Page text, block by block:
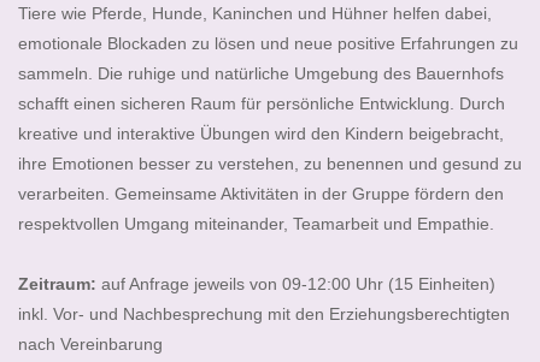
Tiere wie Pferde, Hunde, Kaninchen und Hühner helfen dabei,
emotionale Blockaden zu lösen und neue positive Erfahrungen zu
sammeln. Die ruhige und natürliche Umgebung des Bauernhofs
schafft einen sicheren Raum für persönliche Entwicklung. Durch
kreative und interaktive Übungen wird den Kindern beigebracht,
ihre Emotionen besser zu verstehen, zu benennen und gesund zu
verarbeiten. Gemeinsame Aktivitäten in der Gruppe fördern den
respektvollen Umgang miteinander, Teamarbeit und Empathie.
Zeitraum: auf Anfrage jeweils von 09-12:00 Uhr (15 Einheiten)
inkl. Vor- und Nachbesprechung mit den Erziehungsberechtigten
nach Vereinbarung